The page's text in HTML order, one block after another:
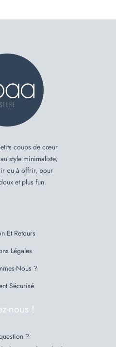
coups de cœur
style minimaliste,
ou à offrir, pour
et plus fun.
Et Retours
Légales
Nous ?
Sécurisé
nous !
?